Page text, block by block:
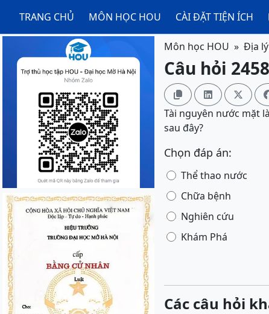
TRANG CHỦ MÔN HỌC HOU CÀI ĐẶT TIỆN ÍCH
Môn học HOU Địa
Câu hỏi
  
Tài nguyên nước mặt
sau đây?
Chọn đáp án:
Thể thao nước
Chữa bệnh
Nghiên cứu
Khám Phá
Các câu hỏi